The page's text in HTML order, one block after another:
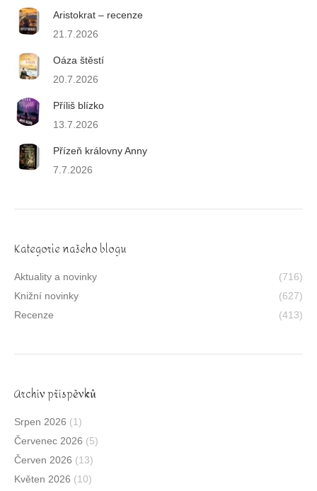
Aristokrat – recenze
21.7.2026
Oáza štěstí
20.7.2026
Příliš blízko
13.7.2026
Přízeň královny Anny
7.7.2026
Kategorie našeho blogu
Aktuality a novinky
(716)
Knižní novinky
(627)
Recenze
(413)
Archív příspěvků
Srpen 2026 (1)
Červenec 2026 (5)
Červen 2026 (13)
Květen 2026 (10)